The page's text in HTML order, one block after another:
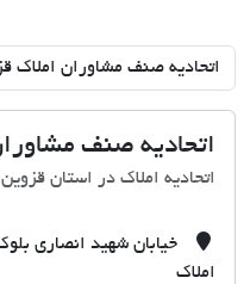
اتحادیه صنف
اتحادیه املاک در استان قزوین
املاک